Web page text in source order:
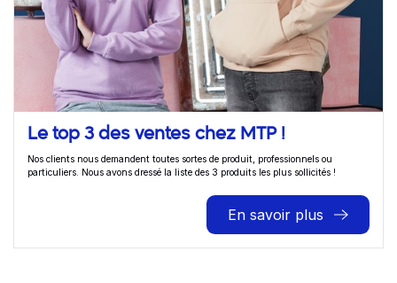
Le top 3 des ventes chez MTP !
Nos clients nous demandent toutes sortes de produit, professionnels ou
particuliers. Nous avons dressé la liste des 3 produits les plus sollicités !
En savoir plus